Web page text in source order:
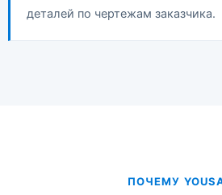
деталей по чертежам заказчика.
ПОЧЕМУ